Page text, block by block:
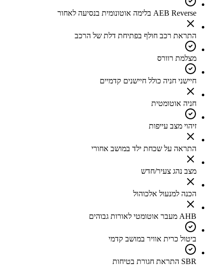
AEB Reverse בלימה אוטונומית בנסיעה לאחור
התראת רכב חולף בפתיחת דלת של הרכב
מצלמת רוורס
חיישני חניה כולל חיישנים קדמיים
חניה אוטומטית
זיהוי מצב עייפות
התראה על שכחת ילד במושב אחורי
מצב נהג צעיר/חדש
הכנה למנעול אלכוהול
AHB מעבר אוטומטי לאורות גבוהים
ביטול כרית אוויר במושב קדמי
SBR התראת חגורת בטיחות